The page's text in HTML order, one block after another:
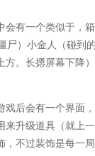
一个类似于，箱
尸）小金人（碰到
方。长摁屏幕下降）
会有一个界面，
来升级道具（就上
不过装饰是每一局